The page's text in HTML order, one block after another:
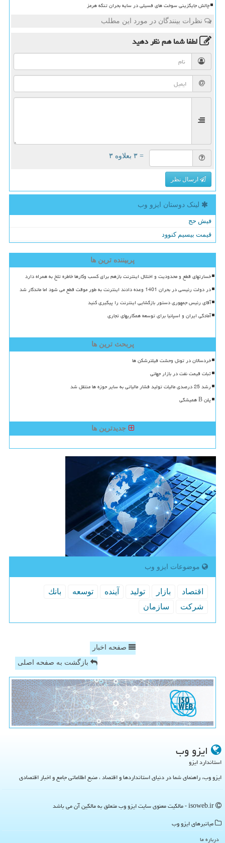
چالش جایگزینی سوخت های فسیلی در سایه بحران تنگه هرمز
نظرات بینندگان در مورد این مطلب
لطفا شما همنظر دهید
= ۳ بعلاوه ۳
ارسال نظر
لینک دوستان ایزو وب
فیش حج
قیمت بیسیم کنوود
پربیننده ترین ها
خسارتهای قطع و محدودیت و اختلال اینترنت بازهم برای کسب وکارها خاطره تلخ به همراه دارد
در دولت رئیسی در بحران 1401 وعده دادند اینترنت به طور موقت قطع می شود اما ماندگار شد
آقای رئیس جمهوری دستور بازگشایی اینترنت را پیگیری کنید
آمادگی ایران و اسپانیا برای توسعه همکاریهای تجاری
پربحث ترین ها
خردسالان در تونل وحشت فیلترشکن ها
ثبات قیمت نفت در بازار جهانی
رشد 25 درصدی مالیات تولید فشار مالیاتی به سایر حوزه ها منتقل شد
پلن B همیشگی
جدیدترین ها
موضوعات ایزو وب
اقتصاد بازار تولید آینده توسعه
بانك
شركت
سازمان
صفحه اخبار
بازگشت به صفحه اصلی
ایزو وب
استاندارد ایزو
ایزو وب، راهنمای شما در دنیای استانداردها و اقتصاد ، منبع اطلاعاتی جامع و اخبار اقتصادی
میانبرهای ایزو وب
درباره ما